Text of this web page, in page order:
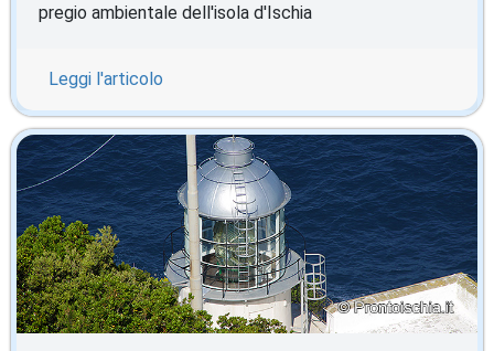
pregio ambientale dell'isola d'Ischia
Leggi l'articolo